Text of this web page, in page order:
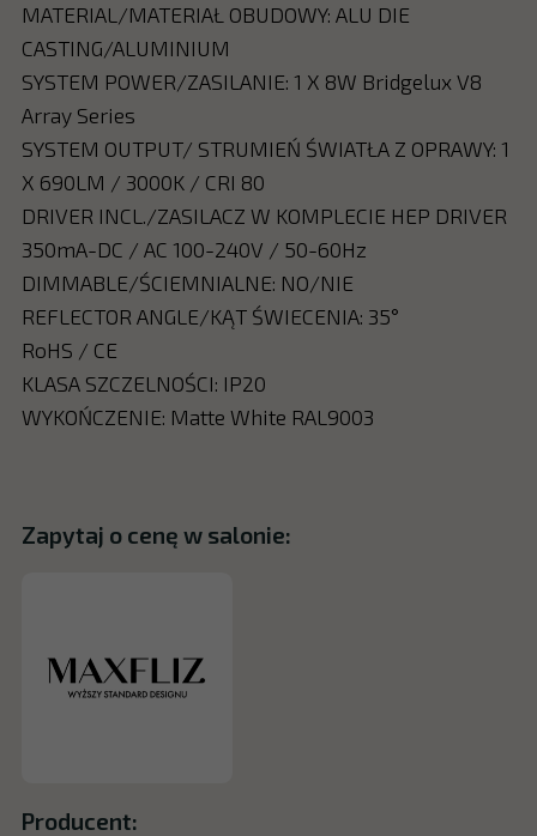
MATERIAL/MATERIAŁ OBUDOWY: ALU DIE
CASTING/ALUMINIUM
SYSTEM POWER/ZASILANIE: 1 X 8W Bridgelux V8
Array Series
SYSTEM OUTPUT/ STRUMIEŃ ŚWIATŁA Z OPRAWY: 1
X 690LM / 3000K / CRI 80
DRIVER INCL./ZASILACZ W KOMPLECIE HEP DRIVER
350mA-DC / AC 100-240V / 50-60Hz
DIMMABLE/ŚCIEMNIALNE: NO/NIE
REFLECTOR ANGLE/KĄT ŚWIECENIA: 35°
RoHS / CE
KLASA SZCZELNOŚCI: IP20
WYKOŃCZENIE: Matte White RAL9003
Zapytaj o cenę w salonie:
Producent: